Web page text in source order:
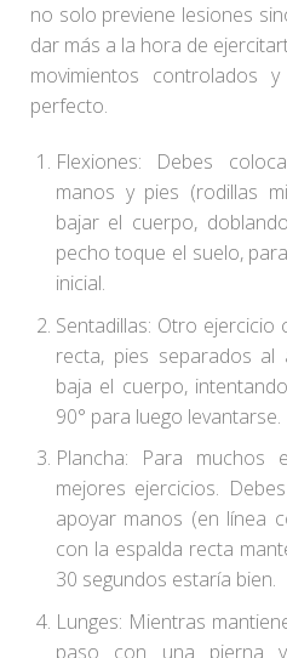
no solo previene lesiones
dar más a la hora de
movimientos controlados
perfecto.
Flexiones: Debes
manos y pies (rodillas
bajar el cuerpo,
pecho toque el suelo,
inicial.
Sentadillas: Otro ejercicio
recta, pies separados
baja el cuerpo,
90° para luego levantarse.
Plancha: Para
mejores ejercicios.
apoyar manos (en línea
con la espalda recta
30 segundos estaría bien.
Lunges: Mientras
paso con una pierna